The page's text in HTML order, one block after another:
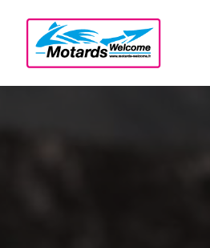
contenu